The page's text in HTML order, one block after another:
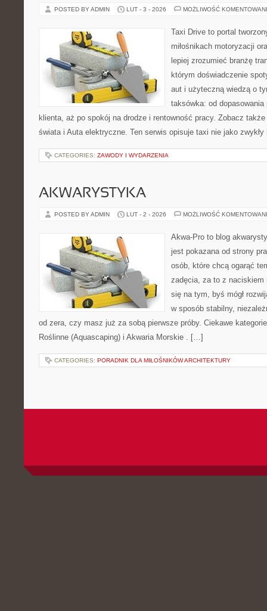
POSTED BY ADMIN LUT - 3 - 2026 MOŻLIWOŚĆ
Taxi Drive to portal
miłośnikach motoryzacji
lepiej zrozumieć branżę
którym doświadczenie
aut i użyteczną wiedzą o
taksówka: od dopasowania
klienta, aż po spokój na drodze i rentowność pracy. Zobacz
świata i Auta elektryczne. Ten serwis opisuje taxi nie jako
CATEGORIES: ZAWODY I WYDARZENIA
AKWARYSTYKA
POSTED BY ADMIN LUT - 2 - 2026 MOŻLIWOŚĆ
Akwa-Pro to blog
jest pokazana od strony
osób, które chcą ogarąć
zadęcia, za to z naciskiem
się na tym, byś mógł
w sposób stabilny,
od zera, czy masz już za sobą pierwsze próby. Ciekawe
Roślinne (Aquascaping) i Akwaria Morskie . […]
CATEGORIES: PORADNIK DLA MIŁOŚNIKÓW ARCHITEKTURY